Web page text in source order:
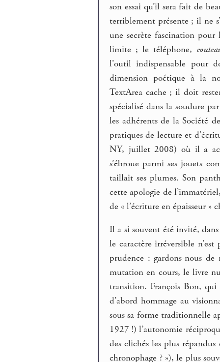
son essai qu’il sera fait de
terriblement présente ; il ne
une secrète fascination pour
limite ; le téléphone,
l’outil indispensable pour
dimension poétique à la
TextArea cache ; il doit
spécialisé dans la soudure
les adhérents de la Société
pratiques de lecture et
NY, juillet 2008) où il a
s’ébroue parmi ses jouets
taillait ses plumes. Son
cette apologie de
de « l’écriture en épaisseur »
Il a si souvent été invité,
le caractère irréversible
prudence : gardons-nous
mutation en cours, le livre
transition. François Bon,
d’abord hommage au
sous sa forme traditionnelle
1927 !) l’autonomie
des clichés les plus
chronophage ? »), le plus